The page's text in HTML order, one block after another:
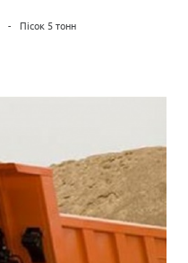
- Пісок 5 тонн